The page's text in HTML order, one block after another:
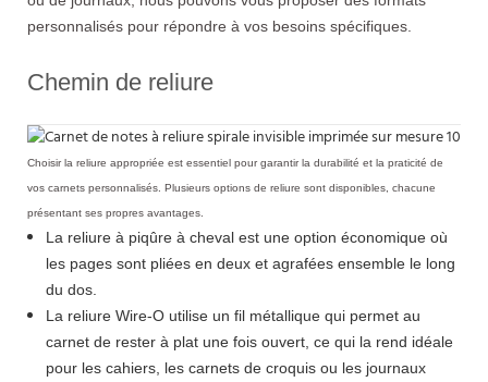
personnalisés pour répondre à vos besoins spécifiques.
Chemin de reliure
Choisir la reliure appropriée est essentiel pour garantir la durabilité et la praticité de
vos carnets personnalisés. Plusieurs options de reliure sont disponibles, chacune
présentant ses propres avantages.
La reliure à piqûre à cheval est une option économique où
les pages sont pliées en deux et agrafées ensemble le long
du dos.
La reliure Wire-O utilise un fil métallique qui permet au
carnet de rester à plat une fois ouvert, ce qui la rend idéale
pour les cahiers, les carnets de croquis ou les journaux